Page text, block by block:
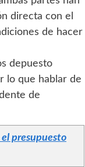
directa con el
de hacer
depuesto
lo que hablar de
de
presupuesto